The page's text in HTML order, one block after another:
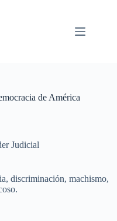
de América
Judicial
discriminación, machismo,